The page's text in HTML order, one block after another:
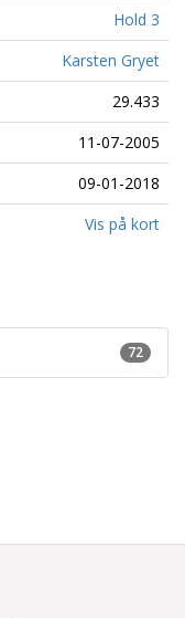
Hold 3
Karsten Gryet
29.433
11-07-2005
09-01-2018
Vis på kort
72